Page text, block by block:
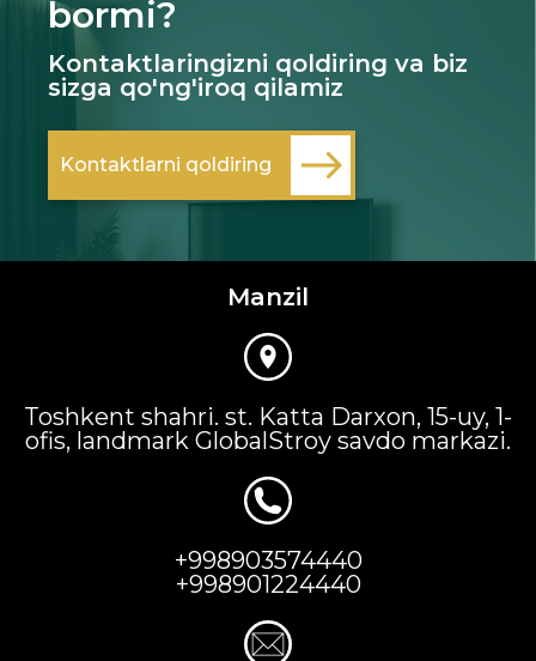
bormi?
Kontaktlaringizni qoldiring va biz
sizga qo'ng'iroq qilamiz
Kontaktlarni qoldiring
Manzil
Toshkent shahri. st. Katta Darxon, 15-uy, 1-
ofis, landmark GlobalStroy savdo markazi.
+998903574440
+998901224440